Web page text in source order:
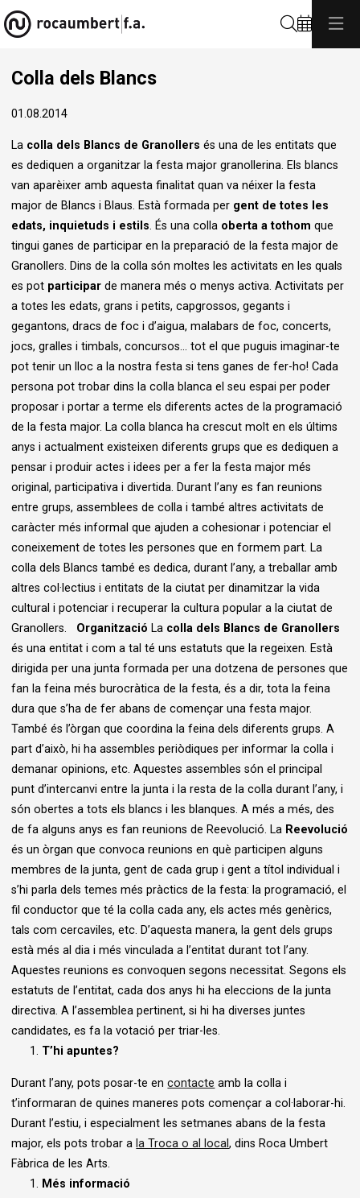
Colla dels Blancs
01.08.2014
La colla dels Blancs de Granollers és una de les entitats que
es dediquen a organitzar la festa major granollerina. Els blancs
van aparèixer amb aquesta finalitat quan va néixer la festa
major de Blancs i Blaus. Està formada per gent de totes les
edats, inquietuds i estils. És una colla oberta a tothom que
tingui ganes de participar en la preparació de la festa major de
Granollers. Dins de la colla són moltes les activitats en les quals
es pot participar de manera més o menys activa. Activitats per
a totes les edats, grans i petits, capgrossos, gegants i
gegantons, dracs de foc i d’aigua, malabars de foc, concerts,
jocs, gralles i timbals, concursos… tot el que puguis imaginar-te
pot tenir un lloc a la nostra festa si tens ganes de fer-ho! Cada
persona pot trobar dins la colla blanca el seu espai per poder
proposar i portar a terme els diferents actes de la programació
de la festa major. La colla blanca ha crescut molt en els últims
anys i actualment existeixen diferents grups que es dediquen a
pensar i produir actes i idees per a fer la festa major més
original, participativa i divertida. Durant l’any es fan reunions
entre grups, assemblees de colla i també altres activitats de
caràcter més informal que ajuden a cohesionar i potenciar el
coneixement de totes les persones que en formem part. La
colla dels Blancs també es dedica, durant l’any, a treballar amb
altres col·lectius i entitats de la ciutat per dinamitzar la vida
cultural i potenciar i recuperar la cultura popular a la ciutat de
Granollers. Organització La colla dels Blancs de Granollers
és una entitat i com a tal té uns estatuts que la regeixen. Està
dirigida per una junta formada per una dotzena de persones que
fan la feina més burocràtica de la festa, és a dir, tota la feina
dura que s’ha de fer abans de començar una festa major.
També és l’òrgan que coordina la feina dels diferents grups. A
part d’això, hi ha assembles periòdiques per informar la colla i
demanar opinions, etc. Aquestes assembles són el principal
punt d’intercanvi entre la junta i la resta de la colla durant l’any, i
són obertes a tots els blancs i les blanques. A més a més, des
de fa alguns anys es fan reunions de Reevolució. La Reevolució
és un òrgan que convoca reunions en què participen alguns
membres de la junta, gent de cada grup i gent a títol individual i
s’hi parla dels temes més pràctics de la festa: la programació, el
fil conductor que té la colla cada any, els actes més genèrics,
tals com cercaviles, etc. D’aquesta manera, la gent dels grups
està més al dia i més vinculada a l’entitat durant tot l’any.
Aquestes reunions es convoquen segons necessitat. Segons els
estatuts de l’entitat, cada dos anys hi ha eleccions de la junta
directiva. A l’assemblea pertinent, si hi ha diverses juntes
candidates, es fa la votació per triar-les.
T’hi apuntes?
Durant l’any, pots posar-te encontacte amb la colla i
t’informaran de quines maneres pots començar a col·laborar-hi.
Durant l’estiu, i especialment les setmanes abans de la festa
major, els pots trobar a la Troca o al local, dins Roca Umbert
Fàbrica de les Arts.
Més informació